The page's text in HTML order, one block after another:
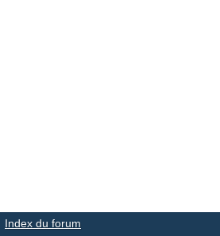
Index du forum